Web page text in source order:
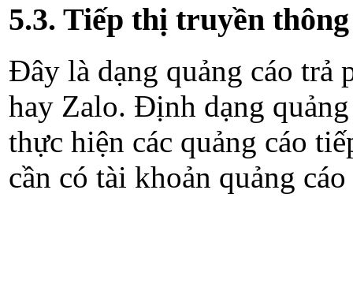
5.3. Tiếp thị truyền
Đây là dạng quảng cáo trả
hay Zalo. Định dạng
thực hiện các quảng cáo
cần có tài khoản quảng